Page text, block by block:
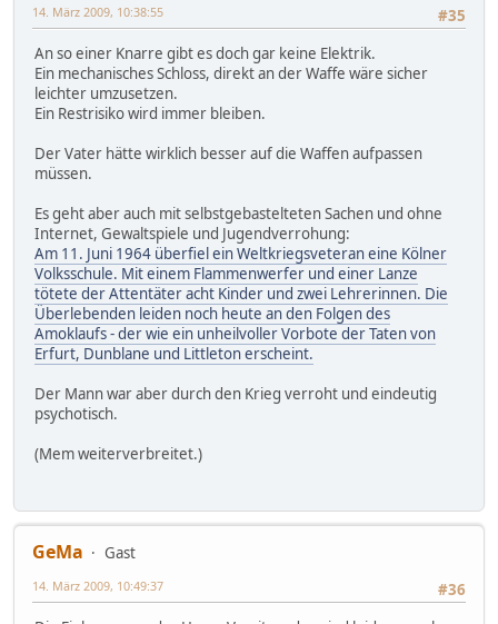
#35
14. März 2009, 10:38:55
An so einer Knarre gibt es doch gar keine Elektrik.
Ein mechanisches Schloss, direkt an der Waffe wäre sicher
leichter umzusetzen.
Ein Restrisiko wird immer bleiben.
Der Vater hätte wirklich besser auf die Waffen aufpassen
müssen.
Es geht aber auch mit selbstgebastelteten Sachen und ohne
Internet, Gewaltspiele und Jugendverrohung:
Am 11. Juni 1964 überfiel ein Weltkriegsveteran eine Kölner
Volksschule. Mit einem Flammenwerfer und einer Lanze
tötete der Attentäter acht Kinder und zwei Lehrerinnen. Die
Überlebenden leiden noch heute an den Folgen des
Amoklaufs - der wie ein unheilvoller Vorbote der Taten von
Erfurt, Dunblane und Littleton erscheint.
Der Mann war aber durch den Krieg verroht und eindeutig
psychotisch.
(Mem weiterverbreitet.)
GeMa
Gast
#36
14. März 2009, 10:49:37